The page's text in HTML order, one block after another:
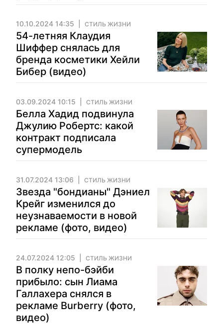
10.10.2024 14:35 СТИЛЬ ЖИЗНИ
54-летняя Клаудия
Шиффер снялась для
бренда косметики Хейли
Бибер (видео)
03.09.2024 10:15 СТИЛЬ ЖИЗНИ
Белла Хадид подвинула
Джулию Робертс: какой
контракт подписала
супермодель
31.07.2024 13:06 СТИЛЬ ЖИЗНИ
Звезда "бондианы" Дэниел
Крейг изменился до
неузнаваемости в новой
рекламе (фото, видео)
24.07.2024 12:05 СТИЛЬ ЖИЗНИ
В полку непо-бэйби
прибыло: сын Лиама
Галлахера снялся в
рекламе Burberry (фото,
видео)